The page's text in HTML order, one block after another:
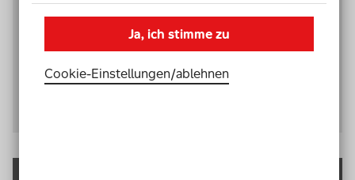
Förderbedarf sind ebenfalls nicht unbedingt die
Regel. Im außerschulischen Bereich arbeiten
Zuständige in der Behindertenhilfe und Kinder- und
Ja, ich stimme zu
Cookie-Einstellungen­/­ablehnen